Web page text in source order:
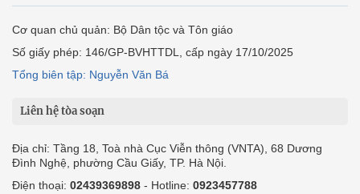
Cơ quan chủ quản: Bộ Dân tộc và Tôn giáo
Số giấy phép: 146/GP-BVHTTDL, cấp ngày 17/10/2025
Tổng biên tập: Nguyễn Văn Bá
Liên hệ tòa soạn
Địa chỉ: Tầng 18, Toà nhà Cục Viễn thông (VNTA), 68 Dương
Đình Nghệ, phường Cầu Giấy, TP. Hà Nội.
Điện thoại: 02439369898 - Hotline: 0923457788